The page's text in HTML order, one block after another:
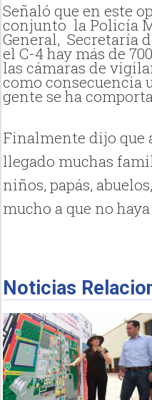
Señaló que en este
conjunto la Policía
General, Secretaría
el C-4 hay más de
las cámaras de
como consecuencia
gente se ha
Finalmente dijo que
llegado muchas
niños, papás,
mucho a que no
Noticias